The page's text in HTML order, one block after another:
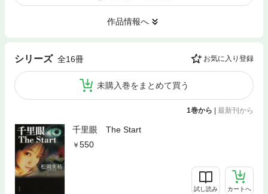
作品情報へ
シリーズ 全16冊 お気に入り登録
未購入巻をまとめて買う
1巻から | 最新刊から
千里眼 The Start
550
試し読み カートへ